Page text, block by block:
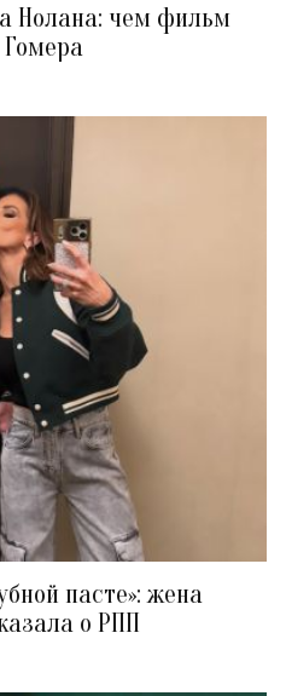
Нолана: чем фильм
пасте»: жена
о РПП